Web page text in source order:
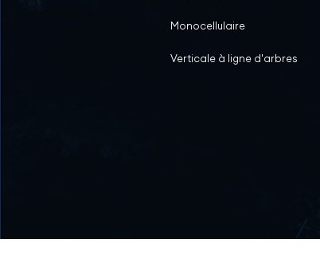
Monocellulaire
Verticale à ligne d'arbres